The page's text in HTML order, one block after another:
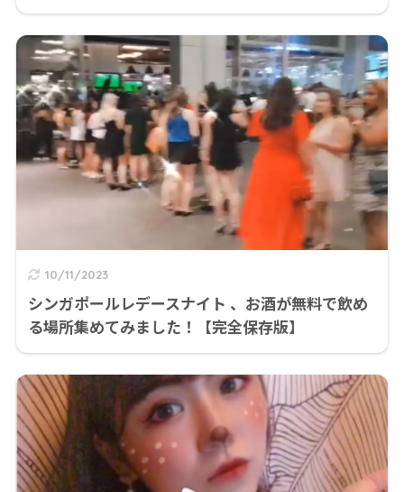
10/11/2023
シンガポールレデースナイト 、お酒が無料で飲め
る場所集めてみました！【完全保存版】